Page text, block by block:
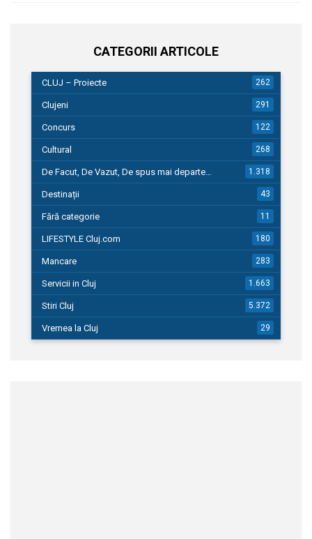
CATEGORII ARTICOLE
CLUJ – Proiecte 262
Clujeni 291
Concurs 122
Cultural 268
De Facut, De Vazut, De spus mai departe… 1.318
Destinații 43
Fără categorie 11
LIFESTYLE Cluj.com 180
Mancare 283
Servicii in Cluj 1.663
Stiri Cluj 5.372
Vremea la Cluj 29